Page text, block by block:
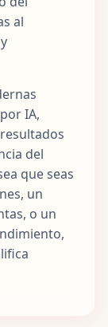
al
IA,
del
que seas
un
o un